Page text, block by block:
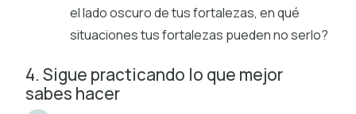
el lado oscuro de tus fortalezas, en qué
situaciones tus fortalezas pueden no serlo?
4. Sigue practicando lo que mejor
sabes hacer